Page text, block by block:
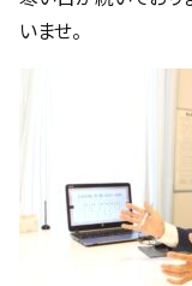
いませ。